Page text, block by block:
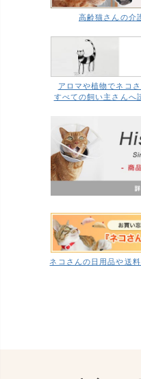
高齢猫さんの介
アロマや植物でネコ
すべての飼い主さんへ
ネコさんの日用品や送